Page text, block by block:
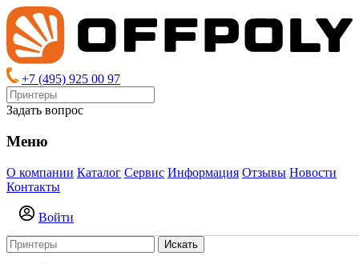
+7 (495) 925 00 97
Задать вопрос
Меню
О компании Каталог Сервис Информация Отзывы Новости
Контакты
Войти
Искать